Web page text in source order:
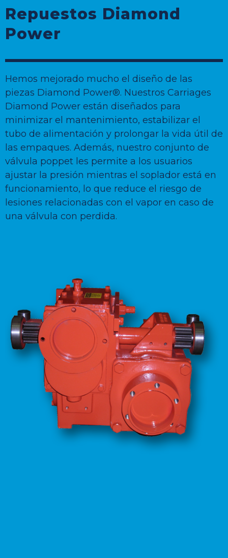
Repuestos Diamond
Power
Hemos mejorado mucho el diseño de las
piezas Diamond Power®. Nuestros Carriages
Diamond Power están diseñados para
minimizar el mantenimiento, estabilizar el
tubo de alimentación y prolongar la vida útil de
las empaques. Además, nuestro conjunto de
válvula poppet les permite a los usuarios
ajustar la presión mientras el soplador está en
funcionamiento, lo que reduce el riesgo de
lesiones relacionadas con el vapor en caso de
una válvula con perdida.